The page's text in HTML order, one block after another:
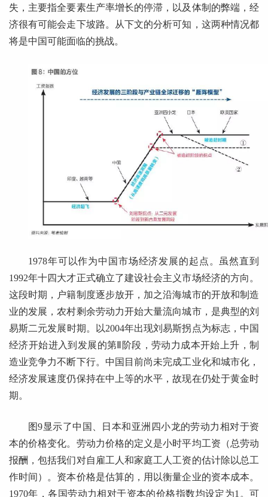
失，主要指全要素生产率增长的停滞，以及体制的弊端，经
济很有可能会走下坡路。从下文的分析可知，这两种情况都
将是中国可能面临的挑战。
1978年可以作为中国市场经济发展的起点。虽然直到
1992年十四大才正式确立了建设社会主义市场经济的方向。
这段时期，户籍制度逐步放开，加之沿海城市的开放和制造
业的发展，农村剩余劳动力开始大量流向城市，是典型的刘
易斯二元发展时期。以2004年出现刘易斯拐点为标志，中国
经济开始进入到发展的第Ⅱ阶段，劳动力成本开始上升，制
造业竞争力不断下行。中国目前尚未完成工业化和城市化，
经济发展速度仍保持在中上等的水平，故现在仍处于黄金时
期。
图9显示了中国、日本和亚洲四小龙的劳动力相对于资
本的价格变化。劳动力价格的定义是小时平均工资（总劳动
报酬，包括我们对自雇工人和家庭工人工资的估计除以总工
作时间）。资本价格是估算的，用以衡量企业的资本成本。
1970年，各国劳动力相对于资本的价格指数均设定为1。可